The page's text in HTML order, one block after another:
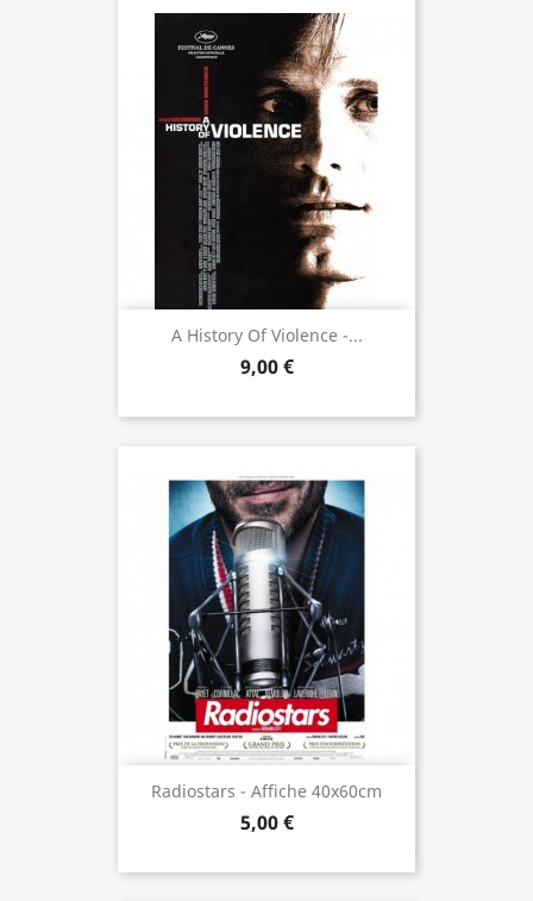
A History Of Violence -...
9,00 €
Radiostars - Affiche 40x60cm
5,00 €